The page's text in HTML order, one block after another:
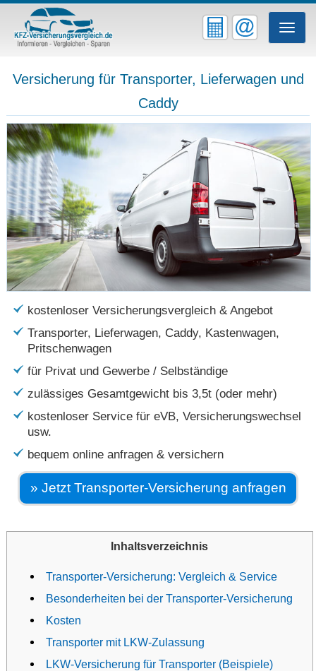
Toggle
Versicherung für Transporter, Lieferwagen und
Caddy
kostenloser Versicherungsvergleich & Angebot
Transporter, Lieferwagen, Caddy, Kastenwagen,
Pritschenwagen
für Privat und Gewerbe / Selbständige
zulässiges Gesamtgewicht bis 3,5t (oder mehr)
kostenloser Service für eVB, Versicherungswechsel
usw.
bequem online anfragen & versichern
» Jetzt Transporter-Versicherung anfragen
Inhaltsverzeichnis
Transporter-Versicherung: Vergleich & Service
Besonderheiten bei der Transporter-Versicherung
Kosten
Transporter mit LKW-Zulassung
LKW-Versicherung für Transporter (Beispiele)